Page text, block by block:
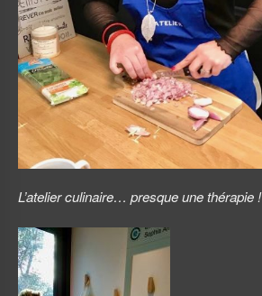
L’atelier culinaire… presque une thérapie !